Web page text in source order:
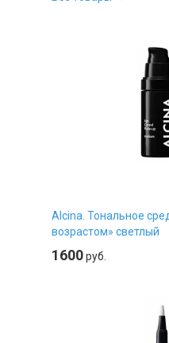
Alcina. Тональное
возрастом» светлый
1600руб.